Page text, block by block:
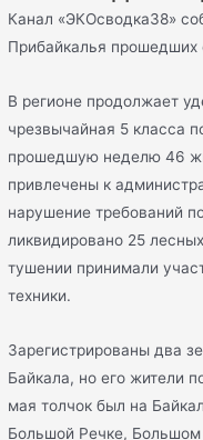
Канал «ЭКОсводка38»
Прибайкалья прошедших
В регионе продолжает
чрезвычайная 5 класса
прошедшую неделю 46
привлечены к
нарушение требований
ликвидировано 25
тушении принимали
техники.
Зарегистрированы два
Байкала, но его жители
мая толчок был на
Большой Речке, Большом